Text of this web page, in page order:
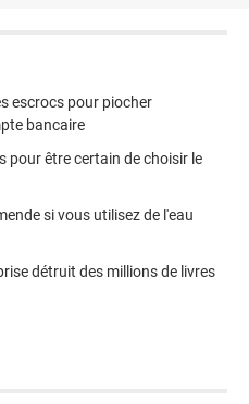
escrocs pour piocher
bancaire
pour être certain de choisir le
si vous utilisez de l'eau
détruit des millions de livres